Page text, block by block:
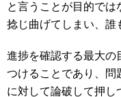
と言うことが目的で
捻じ曲げてしまい、誰
進捗を確認する最大の
つけることであり、問
に対して論破して押し